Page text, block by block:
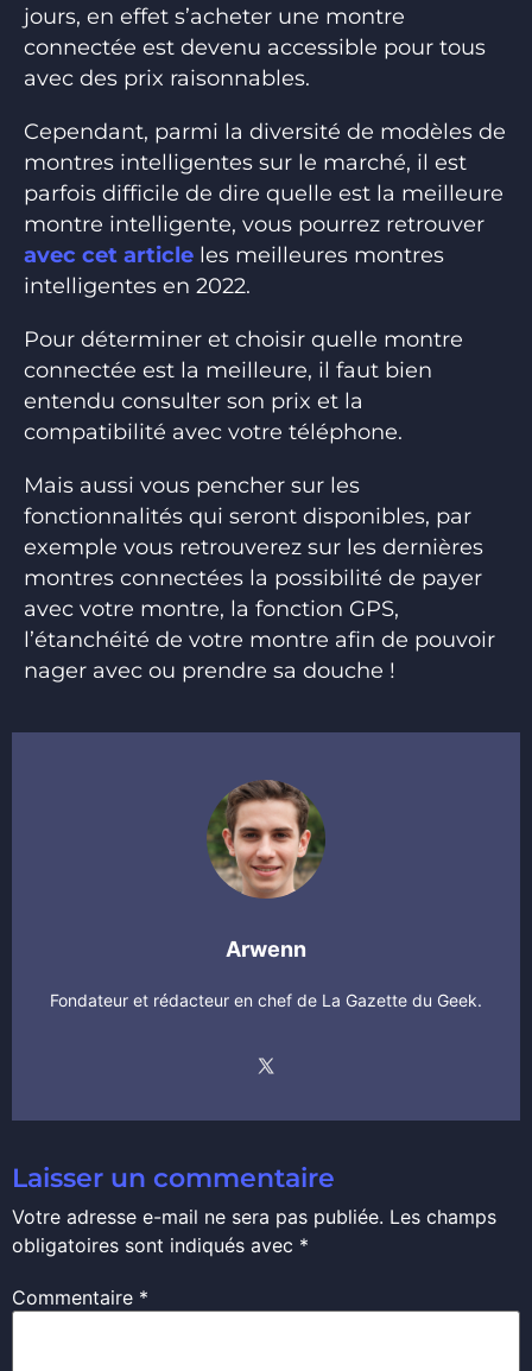
jours, en effet s’acheter une montre
connectée est devenu accessible pour tous
avec des prix raisonnables.
Cependant, parmi la diversité de modèles de
montres intelligentes sur le marché, il est
parfois difficile de dire quelle est la meilleure
montre intelligente, vous pourrez retrouver
avec cet article les meilleures montres
intelligentes en 2022.
Pour déterminer et choisir quelle montre
connectée est la meilleure, il faut bien
entendu consulter son prix et la
compatibilité avec votre téléphone.
Mais aussi vous pencher sur les
fonctionnalités qui seront disponibles, par
exemple vous retrouverez sur les dernières
montres connectées la possibilité de payer
avec votre montre, la fonction GPS,
l’étanchéité de votre montre afin de pouvoir
nager avec ou prendre sa douche !
Arwenn
Fondateur et rédacteur en chef de La Gazette du Geek.
Laisser un commentaire
Votre adresse e-mail ne sera pas publiée. Les champs
obligatoires sont indiqués avec *
Commentaire *